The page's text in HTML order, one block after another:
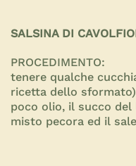
SALSINA DI
PROCEDIMENTO:
tenere qualche
ricetta dello
poco olio, il succo
misto pecora ed il